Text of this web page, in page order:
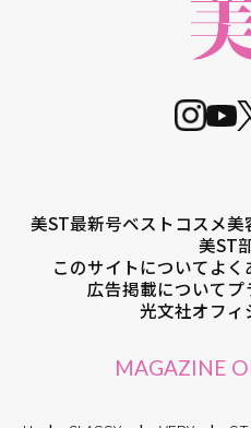
美ST最新号ベストコスメ美
美ST
このサイトについてよく
広告掲載についてプ
光文社オフィ
MAGAZINE